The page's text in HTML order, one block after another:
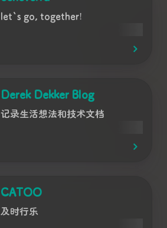
let`s go, together!
Derek Dekker Blog
记录生活想法和技术文档
CATOO
及时行乐